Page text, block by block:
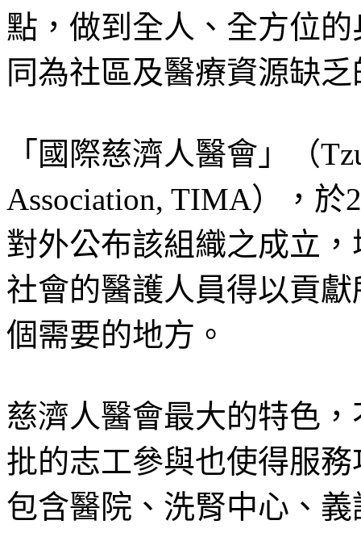
點，做到全人、全方位
同為社區及醫療資源缺
「國際慈濟人醫會」（
Association, TIMA），
對外公布該組織之成立
社會的醫護人員得以貢
個需要的地方。
慈濟人醫會最大的特色
批的志工參與也使得服
包含醫院、洗腎中心、